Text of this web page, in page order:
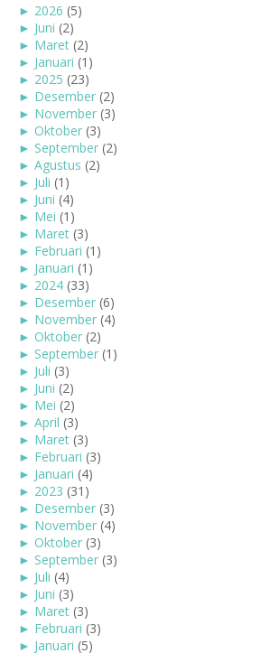
► 2026 (5)
► Juni (2)
► Maret (2)
► Januari (1)
► 2025 (23)
► Desember (2)
► November (3)
► Oktober (3)
► September (2)
► Agustus (2)
► Juli (1)
► Juni (4)
► Mei (1)
► Maret (3)
► Februari (1)
► Januari (1)
► 2024 (33)
► Desember (6)
► November (4)
► Oktober (2)
► September (1)
► Juli (3)
► Juni (2)
► Mei (2)
► April (3)
► Maret (3)
► Februari (3)
► Januari (4)
► 2023 (31)
► Desember (3)
► November (4)
► Oktober (3)
► September (3)
► Juli (4)
► Juni (3)
► Maret (3)
► Februari (3)
► Januari (5)